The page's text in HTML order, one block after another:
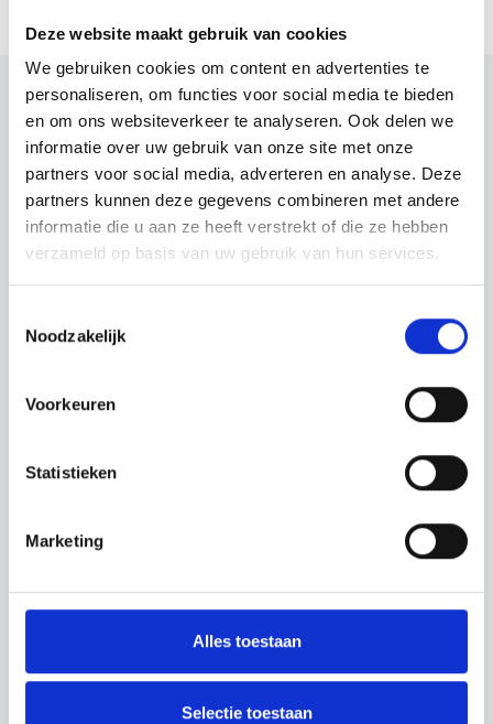
Deze website maakt gebruik van cookies
We gebruiken cookies om content en advertenties te
personaliseren, om functies voor social media te bieden
en om ons websiteverkeer te analyseren. Ook delen we
informatie over uw gebruik van onze site met onze
partners voor social media, adverteren en analyse. Deze
partners kunnen deze gegevens combineren met andere
informatie die u aan ze heeft verstrekt of die ze hebben
verzameld op basis van uw gebruik van hun services.
Noodzakelijk
Voorkeuren
Statistieken
Marketing
Alles toestaan
Selectie toestaan
Bekijk ook eens
Ontdek de rest van de regio! Bekijk de andere websites om te
zien wat deze prachtige omgeving nog meer te bieden heeft.